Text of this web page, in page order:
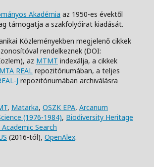
Akadémia az 1950-es évektől
támogatja a szakfolyóirat kiadását.
Közleményekben megjelenő cikkek
rendelkeznek (DOI:
az MTMT indexálja, a cikkek
MTA REAL repozitóriumában, a teljes
J repozitóriumában archiválásra
, Matarka, OSZK EPA, Arcanum
(1976-1984), Biodiversity Heritage
Academic Search
(2016-tól), OpenAlex.